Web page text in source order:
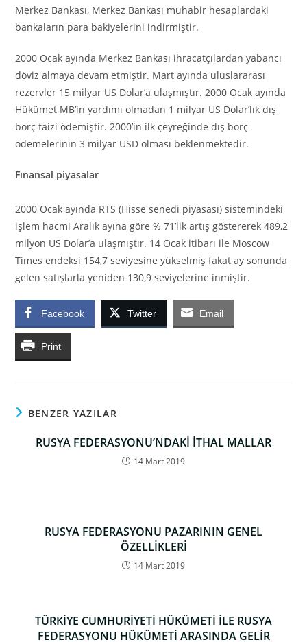
Merkez Bankası, Merkez Bankası muhabir hesaplardaki
bankaların para bakiyelerini indirmiştir.
2000 Ocak ayında Merkez Bankası ihracatçılardan yabancı
döviz almaya devam etmiştir. Mart ayında uluslararası
rezervler 15 milyar US Dolar’a ulaşmıştır. 2000 Ocak ayında
Hükümet MB’in yardımı olmadan 1 milyar US Dolar’lık dış
borç faizi ödemiştir. 2000’in ilk çeyreğinde dış borç
ödemelerinin 3 milyar USD olması beklenmektedir.
Fınansal piyasalar
2000 Ocak ayında RTS (Hisse senedi piyasası) sistemindeki
işlem hacmi Aralık ayına göre % 71’lik artış göstererek 489,2
milyon US Dolar’a ulaşmıştır. 14 Ocak itibarı ile Moscow
Times endeksi 154,7 seviyesine yükselmiş fakat ay sonunda
gelen satışlarla yeniden 130,9 seviyelerine inmiştir.
Facebook Twitter Email
Print
BENZER YAZILAR
RUSYA FEDERASYONU’NDAKİ İTHAL MALLAR
14 Mart 2019
RUSYA FEDERASYONU PAZARININ GENEL
ÖZELLİKLERİ
14 Mart 2019
TÜRKİYE CUMHURİYETİ HÜKÜMETİ İLE RUSYA
FEDERASYONU HÜKÜMETİ ARASINDA GELİR